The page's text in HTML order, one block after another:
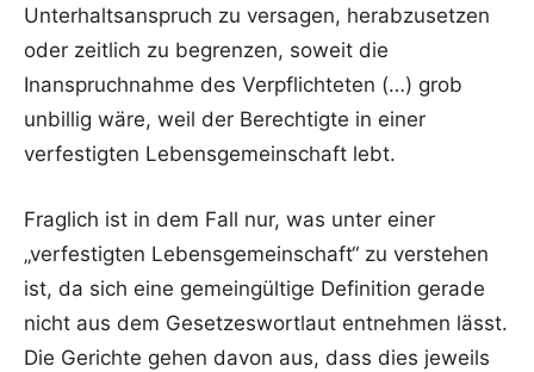
Unterhaltsanspruch zu versagen, herabzusetzen
oder zeitlich zu begrenzen, soweit die
Inanspruchnahme des Verpflichteten (…) grob
unbillig wäre, weil der Berechtigte in einer
verfestigten Lebensgemeinschaft lebt.
Fraglich ist in dem Fall nur, was unter einer
„verfestigten Lebensgemeinschaft“ zu verstehen
ist, da sich eine gemeingültige Definition gerade
nicht aus dem Gesetzeswortlaut entnehmen lässt.
Die Gerichte gehen davon aus, dass dies jeweils